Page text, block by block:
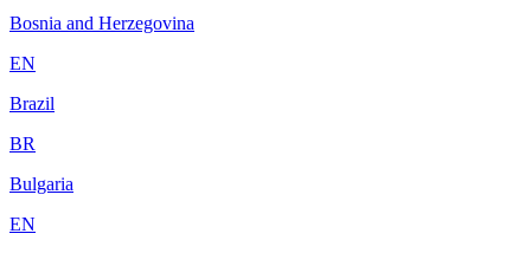
Bosnia and Herzegovina
EN
Brazil
BR
Bulgaria
EN